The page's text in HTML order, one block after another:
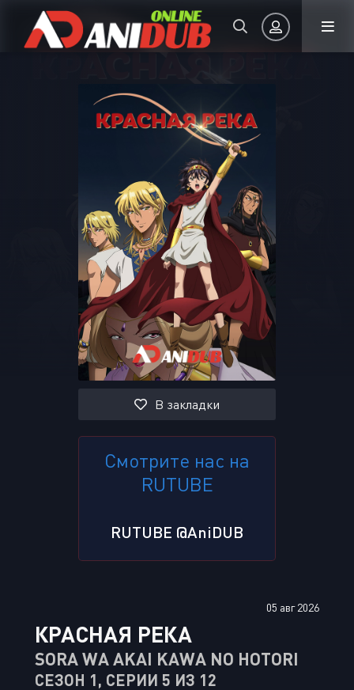
Авторизация
Запомнить
ВОЙТИ НА САЙТ
Восстановить пароль
Или войти через
В закладки
Смотрите нас на
RUTUBE
RUTUBE @AniDUB
05 авг 2026
КРАСНАЯ РЕКА
SORA WA AKAI KAWA NO HOTORI
СЕЗОН 1, СЕРИИ 5 ИЗ 12